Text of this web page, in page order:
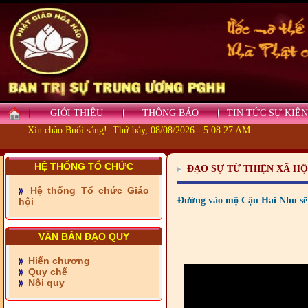
GIỚI THIỆU THÔNG BÁO
TIN TỨC SỰ KIỆN
Xin chào Buổi sáng! Thứ bảy, 08/08/2026 - 5:08:28 AM
HỆ THỐNG TỔ CHỨC
Hệ thống Tổ chức Giáo
hội
VĂN BẢN ĐẠO QUY
Hiến chương
Quy chế
Nội quy
- Những tấm lòng thiện
nguyện vùng biên
- BAN TRỊ SỰ XÃ ĐẠI
PHƯỚC TỈNH ĐỒNG NAI
TIẾP SỨC ĐẾN TRƯỜNG
- Xã Châu Phú khánh
thành cầu Kênh 7 - Nam
kênh Quốc Gia
ĐẠO SỰ TỪ THIỆN XÃ
Đường vào mộ Cậu Hai Nhu